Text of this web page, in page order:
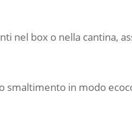
nel box o nella cantina,
smaltimento in modo